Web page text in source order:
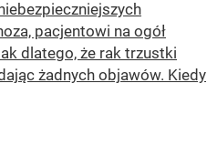
pacjentowi na ogół
dlatego, że rak trzustki
żadnych objawów. Kiedy